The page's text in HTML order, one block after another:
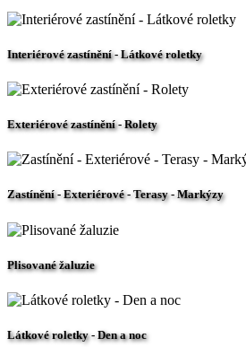
Interiérové zastínění - Látkové roletky
Exteriérové zastínění - Rolety
Zastínění - Exteriérové - Terasy - Markýzy
Plisované žaluzie
Látkové roletky - Den a noc